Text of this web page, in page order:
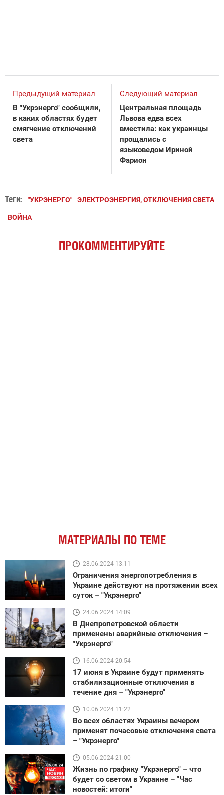
Предыдущий материал
В "Укрэнерго" сообщили,
в каких областях будет
смягчение отключений
света
Следующий материал
Центральная площадь
Львова едва всех
вместила: как украинцы
прощались с
языковедом Ириной
Фарион
Теги: "УКРЭНЕРГО" ЭЛЕКТРОЭНЕРГИЯ, ОТКЛЮЧЕНИЯ СВЕТА
ВОЙНА
ПРОКОММЕНТИРУЙТЕ
МАТЕРИАЛЫ ПО ТЕМЕ
28.06.2024 13:11
Ограничения энергопотребления в
Украине действуют на протяжении всех
суток – "Укрэнерго"
24.06.2024 14:09
В Днепропетровской области
применены аварийные отключения –
"Укрэнерго"
16.06.2024 20:54
17 июня в Украине будут применять
стабилизационные отключения в
течение дня – "Укрэнерго"
10.06.2024 11:22
Во всех областях Украины вечером
применят почасовые отключения света
– "Укрэнерго"
05.06.2024 21:00
Жизнь по графику "Укрэнерго" – что
будет со светом в Украине – "Час
новостей: итоги"